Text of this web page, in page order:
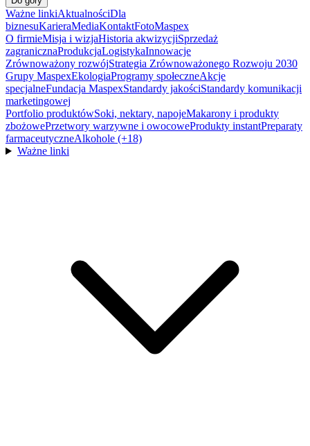
Ważne linkiAktualnościDla
biznesuKarieraMediaKontaktFotoMaspex
O firmieMisja i wizjaHistoria akwizycjiSprzedaż
zagranicznaProdukcjaLogistykaInnowacje
Zrównoważony rozwójStrategia Zrównoważonego Rozwoju 2030
Grupy MaspexEkologiaProgramy społeczneAkcje
specjalneFundacja MaspexStandardy jakościStandardy komunikacji
marketingowej
Portfolio produktówSoki, nektary, napojeMakarony i produkty
zbożowePrzetwory warzywne i owocoweProdukty instantPreparaty
farmaceutyczneAlkohole (+18)
Ważne linki